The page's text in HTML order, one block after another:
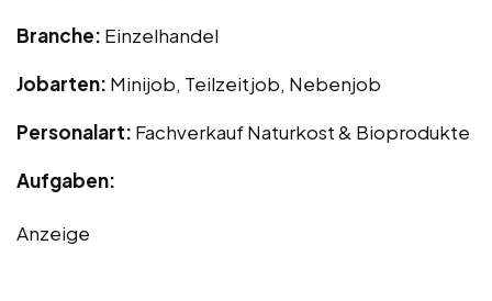
Branche: Einzelhandel
Jobarten: Minijob, Teilzeitjob, Nebenjob
Personalart: Fachverkauf Naturkost & Bioprodukte
Aufgaben:
Anzeige